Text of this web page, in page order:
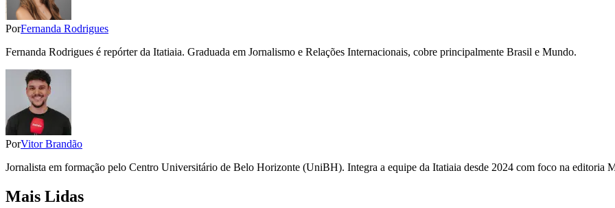
PorFernanda Rodrigues
Fernanda Rodrigues é repórter da Itatiaia. Graduada em Jornalismo e Relações Internacionais, cobre principalmente Brasil e Mundo.
PorVitor Brandão
Jornalista em formação pelo Centro Universitário de Belo Horizonte (UniBH). Integra a equipe da Itatiaia desde 2024 com foco na editoria
Mais Lidas